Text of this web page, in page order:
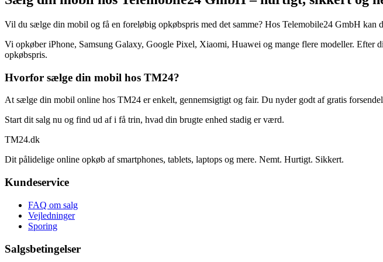
Vil du sælge din mobil og få en foreløbig opkøbspris med det samme? Hos Telemobile24 GmbH kan
Vi opkøber iPhone, Samsung Galaxy, Google Pixel, Xiaomi, Huawei og mange flere modeller. Efter
opkøbspris.
Hvorfor sælge din mobil hos TM24?
At sælge din mobil online hos TM24 er enkelt, gennemsigtigt og fair. Du nyder godt af gratis
Start dit salg nu og find ud af i få trin, hvad din brugte enhed stadig er værd.
TM24.dk
Dit pålidelige online opkøb af smartphones, tablets, laptops og mere. Nemt. Hurtigt. Sikkert.
Kundeservice
FAQ om salg
Vejledninger
Sporing
Salgsbetingelser